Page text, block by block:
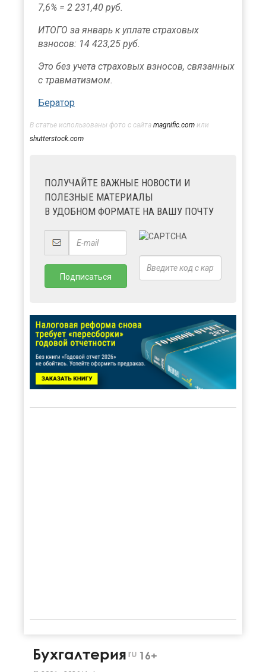
7,6% = 2 231,40 руб.
ИТОГО за январь к уплате страховых
взносов: 14 423,25 руб.
Это без учета страховых взносов, связанных
с травматизмом.
Бератор
В статье использованы фото с сайта magnific.com или
shutterstock.com
ПОЛУЧАЙТЕ ВАЖНЫЕ НОВОСТИ И
ПОЛЕЗНЫЕ МАТЕРИАЛЫ
В УДОБНОМ ФОРМАТЕ НА ВАШУ ПОЧТУ
Бухгалтерия ru 16+